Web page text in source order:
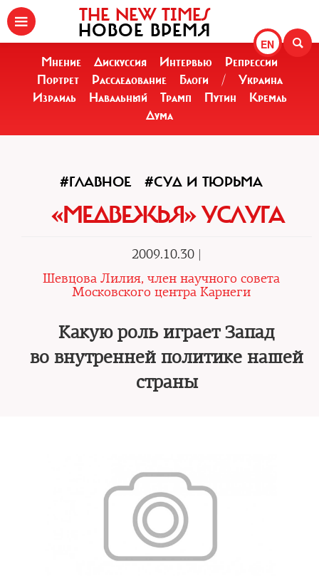
EN
THE NEW TIMES
НОВОЕ ВРЕМЯ
Мнение Дискуссия Интервью
Репрессии
Портрет
Расследование Блоги /
Украина
Израиль
Навальный Трамп Путин
Кремль
Дума
#ГЛАВНОЕ #СУД И ТЮРЬМА
«МЕДВЕЖЬЯ» УСЛУГА
2009.10.30 |
Шевцова Лилия, член научного совета
Московского центра Карнеги
Какую роль играет Запад
во внутренней политике нашей
страны